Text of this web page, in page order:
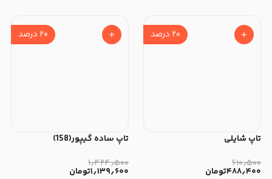
۲۰ درصد
تاپ شایلی
۶۱۰٫۵۰۰
۴۸۸٫۴۰۰تومان
۲۰ درصد
تاپ ساده گیپور(158)
۱٫۴۲۴٫۵۰۰
۱٫۱۳۹٫۶۰۰تومان